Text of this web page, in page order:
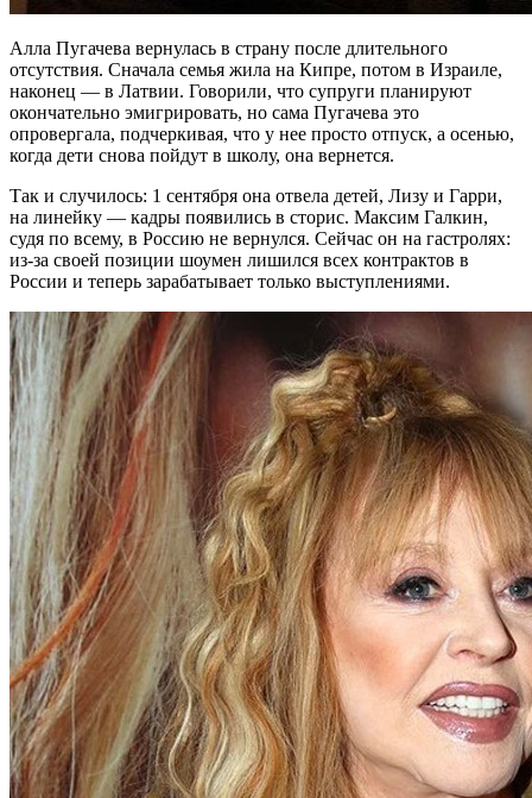
Алла Пугачева вернулась в страну после длительного
отсутствия. Сначала семья жила на Кипре, потом в Израиле,
наконец — в Латвии. Говорили, что супруги планируют
окончательно эмигрировать, но сама Пугачева это
опровергала, подчеркивая, что у нее просто отпуск, а осенью,
когда дети снова пойдут в школу, она вернется.
Так и случилось: 1 сентября она отвела детей, Лизу и Гарри,
на линейку — кадры появились в сторис. Максим Галкин,
судя по всему, в Россию не вернулся. Сейчас он на гастролях:
из-за своей позиции шоумен лишился всех контрактов в
России и теперь зарабатывает только выступлениями.